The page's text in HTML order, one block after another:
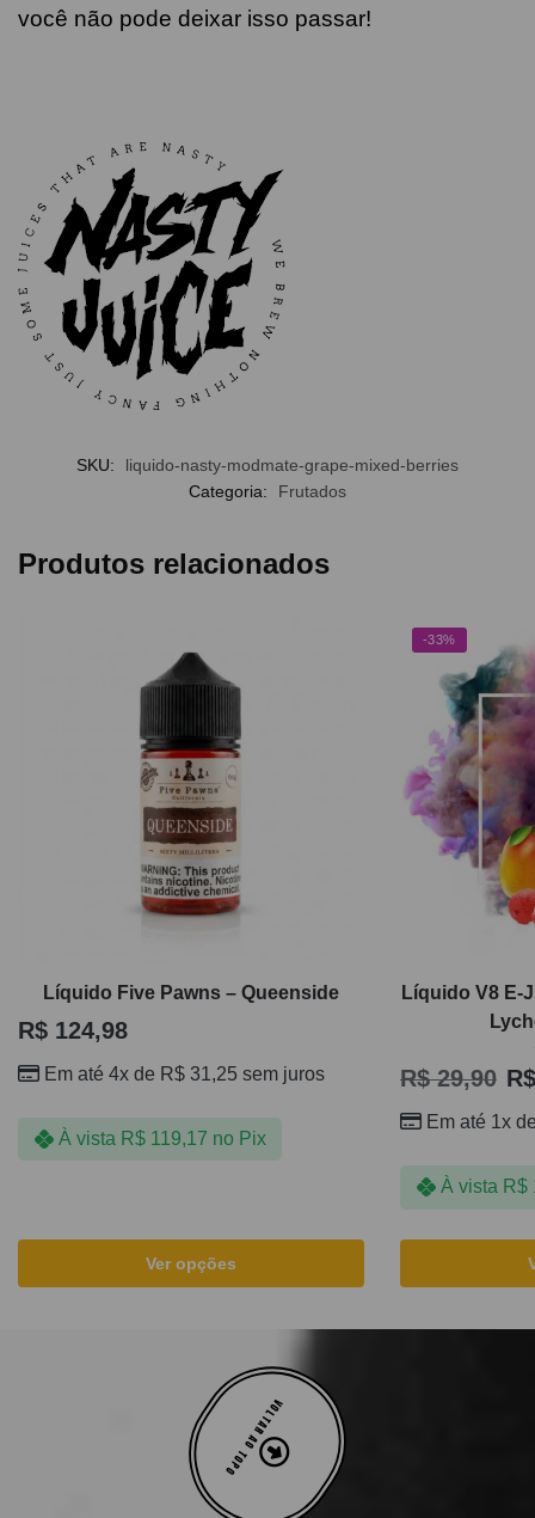
você não pode deixar isso passar!
SKU:
liquido-nasty-modmate-grape-mixed-berries
Categoria:
Frutados
Produtos relacionados
Líquido Five Pawns – Queenside
R$ 124,98
Em até 4x de R$ 31,25 sem juros
À vista R$119,17 no Pix
Ver opções
-33%
Líquido V8 E-
R$29,90 R$
Em até 1x
À vista R$
VOLTAR AO TOPO